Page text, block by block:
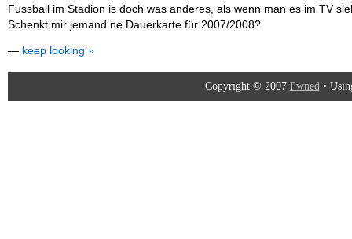
Fussball im Stadion is doch was anderes, als wenn man es im TV
Schenkt mir jemand ne Dauerkarte für 2007/2008?
— keep looking »
Copyright © 2007 Pwned•